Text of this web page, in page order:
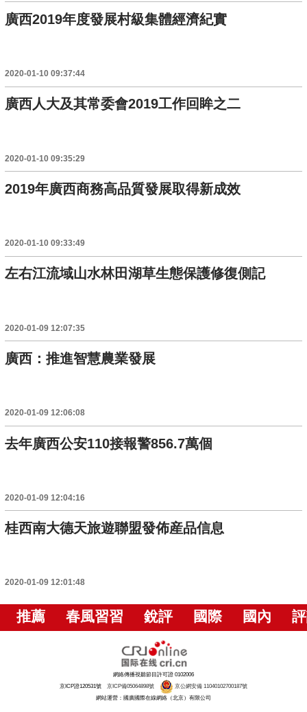
廣西2019年度發展村級集體經濟紀實
2020-01-10 09:37:44
廣西人大及其常委會2019工作回眸之二
2020-01-10 09:35:29
2019年廣西商務高品質發展取得新成效
2020-01-10 09:33:49
左右江流域山水林田湖草生態保護修復側記
2020-01-09 12:07:35
廣西：推進智慧農業發展
2020-01-09 12:06:08
去年廣西公安110接報警856.7萬個
2020-01-09 12:04:16
桂西南大德天旅遊聯盟發佈産品信息
2020-01-09 12:01:48
推薦 春風習習 銳評 國際 國內
網絡傳播視聽節目許可證 0102006
京ICP證120531號 京ICP備05064898號
京公網安備 11040102700187號
網站運營：國廣國際在線網絡（北京）有限公司